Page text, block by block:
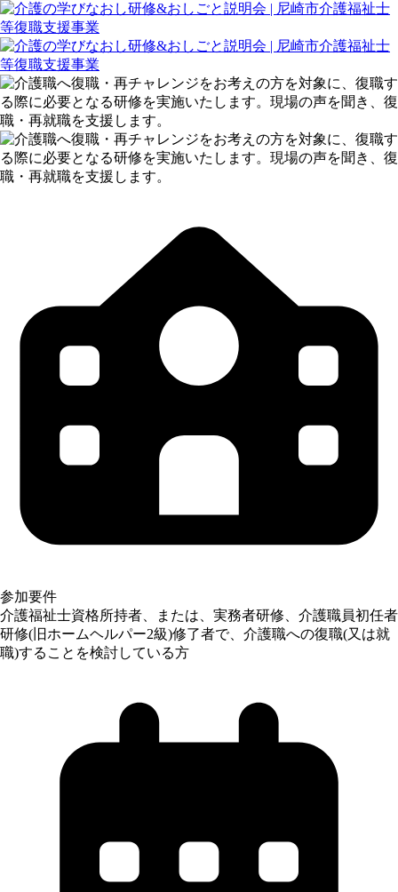
参加要件
介護福祉士資格所持者、または、実務者研修、介護職員初任者
研修(旧ホームヘルパー2級)修了者で、介護職への復職(又は就
職)することを検討している方